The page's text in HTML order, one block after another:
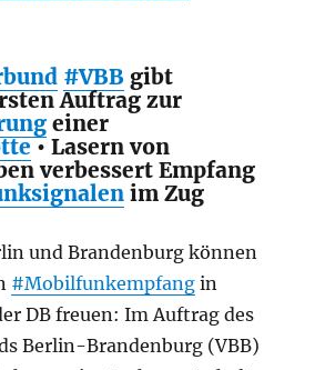
#VBB gibt
Auftrag zur
einer
• Lasern von
verbessert Empfang
im Zug
und Brandenburg können
#Mobilfunkempfang in
DB freuen: Im Auftrag des
Berlin-Brandenburg (VBB)